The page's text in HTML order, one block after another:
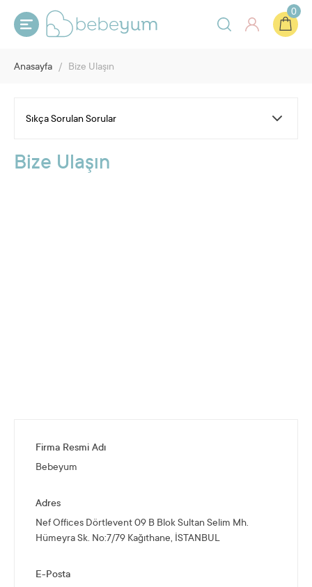
0
Anasayfa / Bize Ulaşın
Bize Ulaşın
Firma Resmi Adı
Bebeyum
Adres
Nef Offices Dörtlevent 09 B Blok Sultan Selim Mh.
Hümeyra Sk. No:7/79 Kağıthane, İSTANBUL
E-Posta